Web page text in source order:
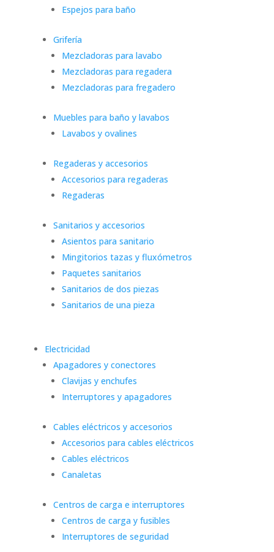
Espejos para baño
Grifería
Mezcladoras para lavabo
Mezcladoras para regadera
Mezcladoras para fregadero
Muebles para baño y lavabos
Lavabos y ovalines
Regaderas y accesorios
Accesorios para regaderas
Regaderas
Sanitarios y accesorios
Asientos para sanitario
Mingitorios tazas y fluxómetros
Paquetes sanitarios
Sanitarios de dos piezas
Sanitarios de una pieza
Electricidad
Apagadores y conectores
Clavijas y enchufes
Interruptores y apagadores
Cables eléctricos y accesorios
Accesorios para cables eléctricos
Cables eléctricos
Canaletas
Centros de carga e interruptores
Centros de carga y fusibles
Interruptores de seguridad